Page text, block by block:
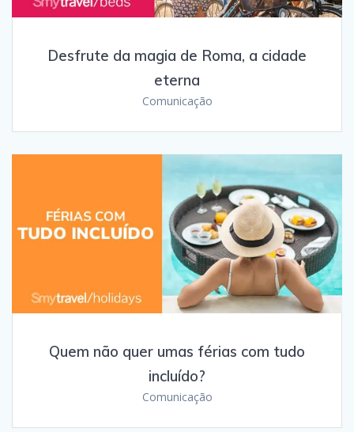
Desfrute da magia de Roma, a cidade
eterna
Comunicação
Quem não quer umas férias com tudo
incluído?
Comunicação